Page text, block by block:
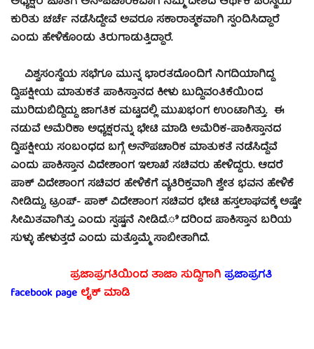
ಕುರಿತು ಚರ್ಚೆ ನಡೆಸಿದ್ದೇವೆ ಅವರೂ ಸಕಾರಾತ್ಮಕವಾಗಿ ಸ್ಪಂದಿಸಿದ್ದಾರೆ
ಎಂದು ಹೇಳಿಕೊಂಡು ತಿರುಗಾಡುತ್ತಿದ್ದಾರೆ.
ವಿಶ್ವಸಂಸ್ಥೆಯ ಸಭೆಗೂ ಮುನ್ನ ಭಾರತದೊಂದಿಗೆ ನಿಗದಿಯಾಗಿದ್ದ
ದ್ವಿಪಕ್ಷೀಯ ಮಾತುಕತೆ ಪಾಕಿಸ್ತಾನದ ಕೀಳು ಬುದ್ದಿವಂತಿಕೆಯಿಂದ
ಮುರಿದುಬಿದ್ದಿದ್ದು ಜಾಗತಿಕ ಮಟ್ಟದಲ್ಲಿ ಮುಖಭಂಗ ಉಂಟಾಗಿತ್ತು. ಈ
ನಡುವೆ ಅಮೆರಿಕಾ ಅಧ್ಯಕ್ಷರನ್ನು ಭೇಟಿ ಮಾಡಿ ಅಮೆರಿಕ-ಪಾಕಿಸ್ತಾನದ
ದ್ವಿಪಕ್ಷೀಯ ಸಂಬಂಧದ ಬಗ್ಗೆ ಅನೌಪಚಾರಿಕ ಮಾತುಕತೆ ನಡೆಸಿದ್ದೆವೆ
ಎಂದು ಪಾಕಿಸ್ತಾನ ವಿದೇಶಾಂಗ ಇಲಾಖೆ ಸಚಿವರು ಹೇಳಿದ್ದರು. ಆದರೆ
ಪಾಕ್ ವಿದೇಶಾಂಗ ಸಚಿವರ ಹೇಳಿಕೆಗೆ ವ್ಯತಿರಿಕ್ತವಾಗಿ ಶ್ವೇತ ಭವನ ಹೇಳಿಕೆ
ನೀಡಿದ್ದು, ಟ್ರಂಪ್- ಪಾಕ್ ವಿದೇಶಾಂಗ ಸಚಿವರ ಭೇಟಿ ಹಸ್ತಲಾಘವಕ್ಕೆ ಅಷ್ಟೇ
ಸೀಮಿತವಾಗಿತ್ತು ಎಂದು ಸ್ಪಷ್ಟನೆ ನೀಡಿದೆ.ಿದರಿಂದ ಪಾಕಿಸ್ತಾನ ಬರಿಯ
ಸುಳ್ಳು ಹೇಳುತ್ತದೆ ಎಂದು ಮತ್ತೊಮ್ಮೆ ಸಾಬೀತಾಗಿದೆ.
ಪ್ರಜಾಪ್ರಗತಿಯಿಂದ ತಾಜಾ ಸುದ್ದಿಗಾಗಿಪ್ರಜಾಪ್ರಗತಿ
facebook page ಲೈಕ್ ಮಾಡಿ